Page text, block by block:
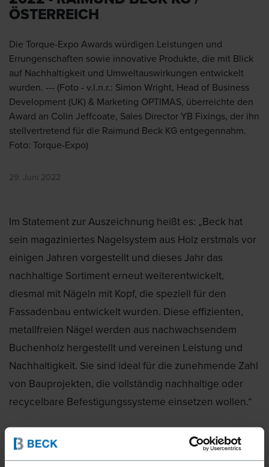
ÖSTERREICH
Die Torque-Expo Awards würdigen Leistungen und
Errungenschaften sowie innovative Produkte, die mit Blick
auf Nachhaltigkeit und Umweltauswirkungen entwickelt
wurden. --- (Foto - v.l.n.r.: Simon Wright, Head of Business
Development (UK) & Marketing OPTIMAS, überreichte den
Award an Colin Jeffcoate, Sales Director YB Fixings, der ihn
stellvertretend für die Raimund Beck KG entgegennahm.
Foto: Torque-Expo)
29. Juni 2022
Im Statement zur Auszeichnung heißt es: „Beck hat
sein magaziniertes Nagelsystem aus Holz erstmals vor
einigen Jahren vorgestellt und dieses Jahr das
nachhaltige Sortiment erneut weiterentwickelt,
diesmal mit Nägeln mit Kopf, die speziell für den
Fassadenbau entwickelt wurden. Diese effizienten,
metallfreien Nägel werden aus nachwachsendem
Buchenholz hergestellt und vereinen Leistung und
Nachhaltigkeit. Sie sind ideal für die zunehmende Zahl
von Bauprojekten, die vollständig nachhaltige oder
recycelbare Befestigungssysteme einsetzen wollen.“
„Wir freuen uns sehr, dass wir für unser
LIGNOLOC® Holznagelsystem diese